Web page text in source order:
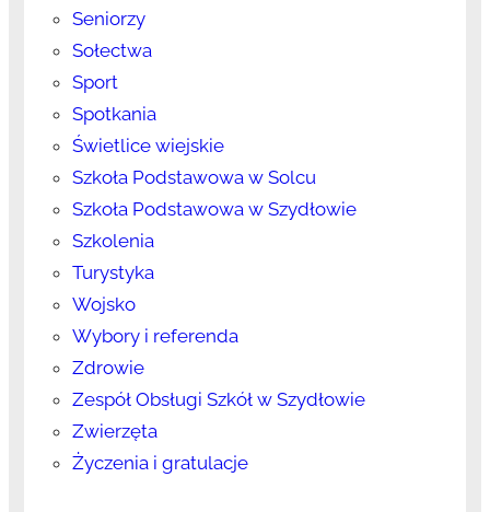
Seniorzy
Sołectwa
Sport
Spotkania
Świetlice wiejskie
Szkoła Podstawowa w Solcu
Szkoła Podstawowa w Szydłowie
Szkolenia
Turystyka
Wojsko
Wybory i referenda
Zdrowie
Zespół Obsługi Szkół w Szydłowie
Zwierzęta
Życzenia i gratulacje